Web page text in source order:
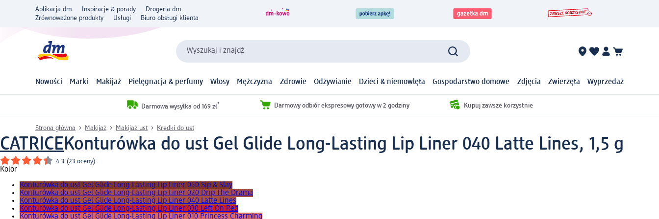
Aplikacja dm Inspiracje & porady
Drogeria dm
Zrównoważone produkty
Usługi Biuro obsługi klienta
Wyszukaj i znajdź
Nowości Marki Makijaż Pielęgnacja & perfumy Włosy Mężczyzna Zdrowie Odżywianie Dzieci & niemowlęta Gospodarstwo domowe Zdjęcia Zwierzęta Wyprzedaż
Darmowa wysyłka od 169 zł* Darmowy odbiór ekspresowy gotowy w 2 godziny Kupuj zawsze korzystnie
Strona główna Makijaż Makijaż ust Kredki do ust
CATRICEKonturówka do ust Gel Glide Long-Lasting Lip Liner 040 Latte Lines, 1,5 g
4.3 (23 oceny)
Kolor
Konturówka do ust Gel Glide Long-Lasting Lip Liner 050 Sip & Slay
Konturówka do ust Gel Glide Long-Lasting Lip Liner 020 Drip The Drama
Konturówka do ust Gel Glide Long-Lasting Lip Liner 040 Latte Lines
Konturówka do ust Gel Glide Long-Lasting Lip Liner 030 Left On Red
Konturówka do ust Gel Glide Long-Lasting Lip Liner 010 Princess Charming